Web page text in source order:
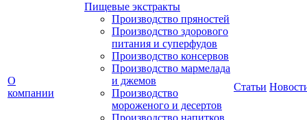
О
компании
Пищевые экстракты
Производство пряностей
Производство здорового
питания и суперфудов
Производство консервов
Производство мармелада
и джемов
Производство
мороженого и десертов
Производство напитков
Статьи